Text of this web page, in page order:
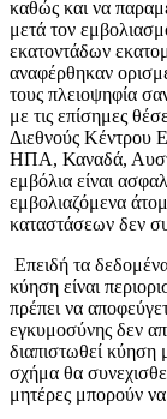
καθώς και να
μετά τον
εκατοντάδων
αναφέρθηκαν
τους πλειοψηφία
με τις επίσημες
Διεθνούς Κέντρου
ΗΠΑ, Καναδά,
εμβόλια είναι
εμβολιαζόμενα
καταστάσεων δεν
Επειδή τα
κύηση είναι
πρέπει να
εγκυμοσύνης δεν
διαπιστωθεί
σχήμα θα
μητέρες μπορούν